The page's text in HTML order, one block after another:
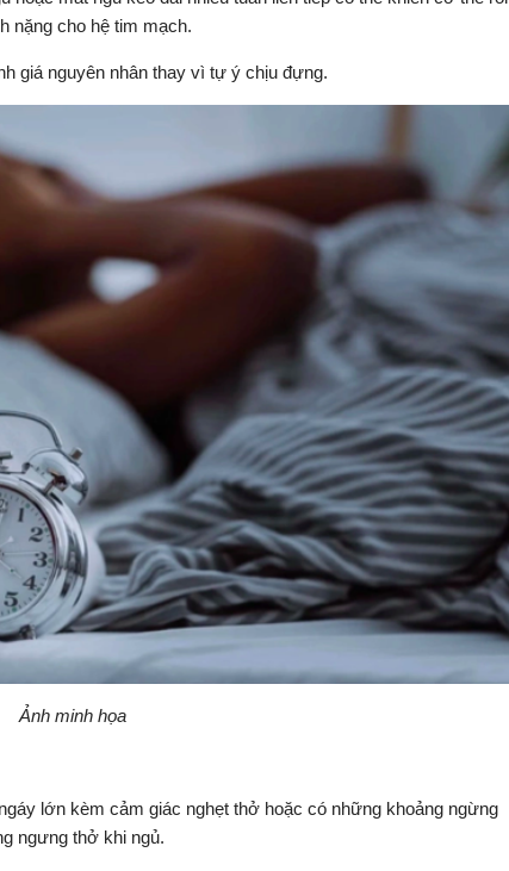
nặng cho hệ tim mạch.
giá nguyên nhân thay vì tự ý chịu đựng.
Ảnh minh họa
lớn kèm cảm giác nghẹt thở hoặc có những khoảng ngừng
ngưng thở khi ngủ.